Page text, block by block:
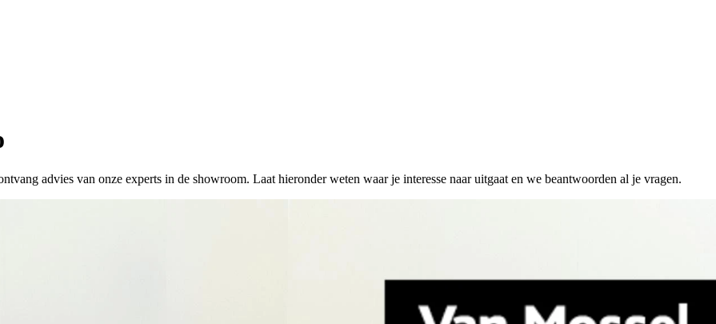
advies van onze experts in de showroom. Laat hieronder weten waar je interesse naar uitgaat en we beantwoorden al je vragen.